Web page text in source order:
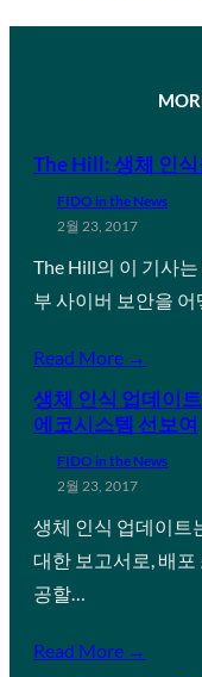
The Hill: 생체 인
FIDO in the News
2월 23, 2017
The Hill의 이 기사
부 사이버 보안을 어
Read More →
생체 인식 업데이
에코시스템 선보여
FIDO in the News
2월 23, 2017
생체 인식 업데이트
대한 보고서로, 배
공할…
Read More →